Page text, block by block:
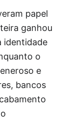
papel
ganhou
identidade
o
e
bancos